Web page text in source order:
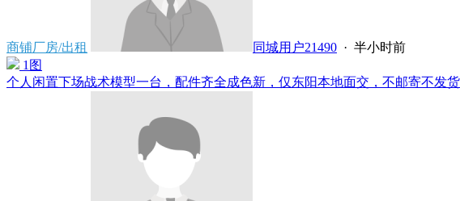
商铺厂房/出租 同城用户21490 · 半小时前
1图
个人闲置下场战术模型一台，配件齐全成色新，仅东阳本地面交，不邮寄不发